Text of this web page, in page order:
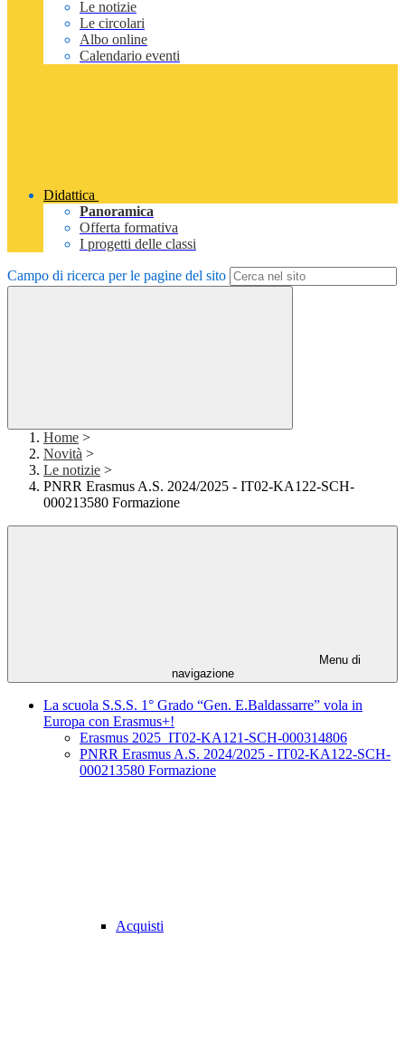
Le notizie
Le circolari
Albo online
Calendario eventi
Didattica
Panoramica
Offerta formativa
I progetti delle classi
Campo di ricerca per le pagine del sito
Home >
Novità >
Le notizie >
PNRR Erasmus A.S. 2024/2025 - IT02-KA122-SCH-
000213580 Formazione
Menu di
navigazione
La scuola S.S.S. 1° Grado “Gen. E.Baldassarre” vola in
Europa con Erasmus+!
Erasmus 2025_IT02-KA121-SCH-000314806
PNRR Erasmus A.S. 2024/2025 - IT02-KA122-SCH-
000213580 Formazione
Acquisti